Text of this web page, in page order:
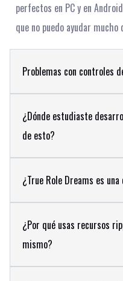
perfectos en PC y en
que no puedo ayudar mucho
Problemas con controles
¿Dónde estudiaste
de esto?
¿True Role Dreams es
¿Por qué usas recursos
mismo?